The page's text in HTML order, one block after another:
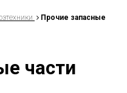
Прочие запасные
части